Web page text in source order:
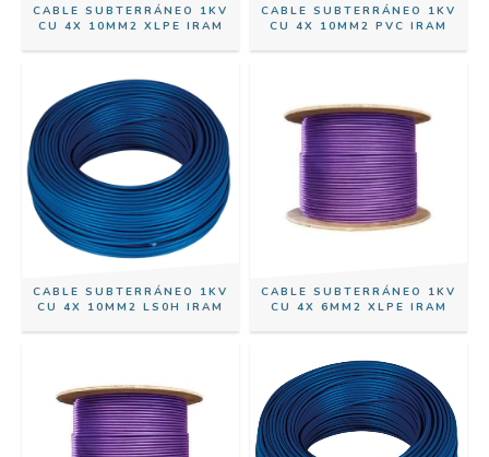
CABLE SUBTERRÁNEO 1KV
CU 4X 10MM2 XLPE IRAM
CABLE SUBTERRÁNEO 1KV
CU 4X 10MM2 PVC IRAM
CABLE SUBTERRÁNEO 1KV
CU 4X 10MM2 LS0H IRAM
CABLE SUBTERRÁNEO 1KV
CU 4X 6MM2 XLPE IRAM